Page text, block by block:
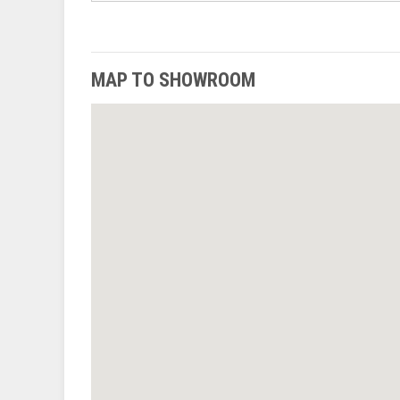
MAP TO SHOWROOM